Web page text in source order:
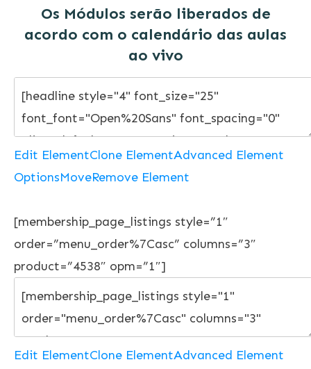
Os Módulos serão liberados de
acordo com o calendário das aulas
ao vivo
Edit ElementClone ElementAdvanced Element
OptionsMoveRemove Element
[membership_page_listings style=”1″
order=”menu_order%7Casc” columns=”3″
product=”4538″ opm=”1″]
Edit ElementClone ElementAdvanced Element